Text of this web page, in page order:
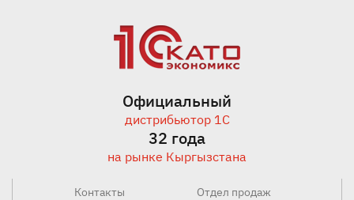
Официальный
дистрибьютор 1С
32 года
на рынке Кыргызстана
Контакты Отдел продаж